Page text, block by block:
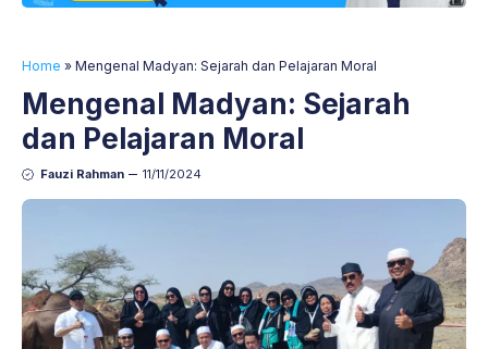
Home » Mengenal Madyan: Sejarah dan Pelajaran Moral
Mengenal Madyan: Sejarah
dan Pelajaran Moral
Fauzi Rahman 11/11/2024